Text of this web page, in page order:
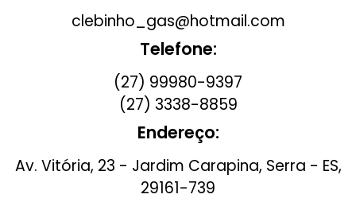
clebinho_gas@hotmail.com
Telefone:
(27) 99980-9397
(27) 3338-8859
Endereço:
Av. Vitória, 23 - Jardim Carapina, Serra - ES,
29161-739